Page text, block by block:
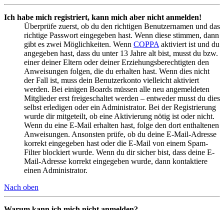
Ich habe mich registriert, kann mich aber nicht anmelden!
Überprüfe zuerst, ob du den richtigen Benutzernamen und das
richtige Passwort eingegeben hast. Wenn diese stimmen, dann
gibt es zwei Möglichkeiten. Wenn COPPA aktiviert ist und du
angegeben hast, dass du unter 13 Jahre alt bist, musst du bzw.
einer deiner Eltern oder deiner Erziehungsberechtigten den
Anweisungen folgen, die du erhalten hast. Wenn dies nicht
der Fall ist, muss dein Benutzerkonto vielleicht aktiviert
werden. Bei einigen Boards müssen alle neu angemeldeten
Mitglieder erst freigeschaltet werden – entweder musst du dies
selbst erledigen oder ein Administrator. Bei der Registrierung
wurde dir mitgeteilt, ob eine Aktivierung nötig ist oder nicht.
Wenn du eine E-Mail erhalten hast, folge den dort enthaltenen
Anweisungen. Ansonsten prüfe, ob du deine E-Mail-Adresse
korrekt eingegeben hast oder die E-Mail von einem Spam-
Filter blockiert wurde. Wenn du dir sicher bist, dass deine E-
Mail-Adresse korrekt eingegeben wurde, dann kontaktiere
einen Administrator.
Nach oben